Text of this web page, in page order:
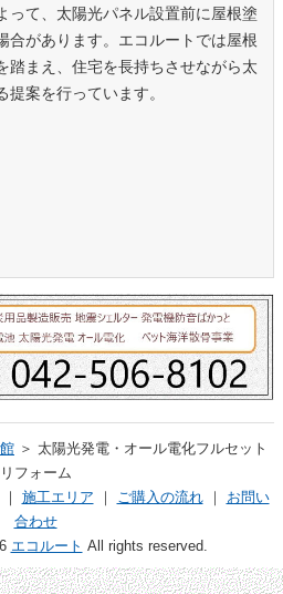
って、太陽光パネル設置前に屋根塗
合があります。エコルートでは屋根
踏まえ、住宅を長持ちさせながら太
案を行っています。
＞ 太陽光発電・オール電化フルセット
リフォーム
施工エリア ｜ ご購入の流れ｜ お問い
合わせ
エコルート All rights reserved.